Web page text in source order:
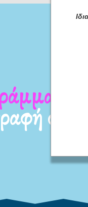
σας